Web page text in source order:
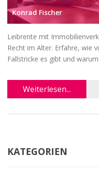
Konrad Fischer
Leibrente mit
Recht im Alter. Erfahre, wie
Fallstricke es gibt und
Weiterlesen...
KATEGORIEN